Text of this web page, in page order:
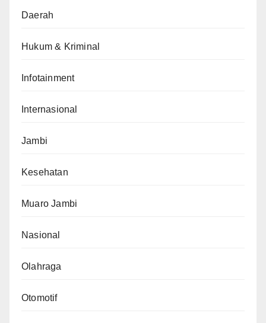
Daerah
Hukum & Kriminal
Infotainment
Internasional
Jambi
Kesehatan
Muaro Jambi
Nasional
Olahraga
Otomotif